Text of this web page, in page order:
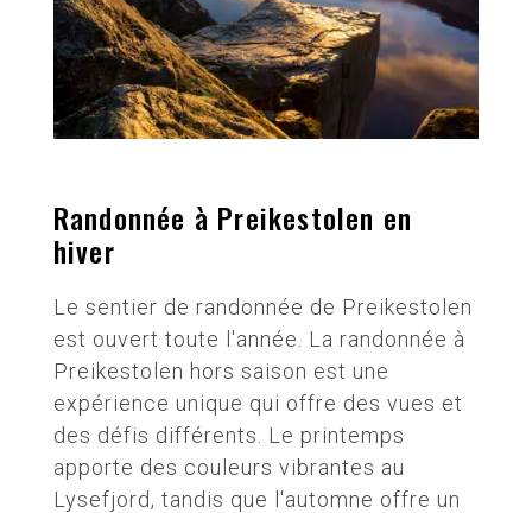
Randonnée à Preikestolen en
hiver
Le sentier de randonnée de Preikestolen
est ouvert toute l'année. La randonnée à
Preikestolen hors saison est une
expérience unique qui offre des vues et
des défis différents. Le printemps
apporte des couleurs vibrantes au
Lysefjord, tandis que l'automne offre un